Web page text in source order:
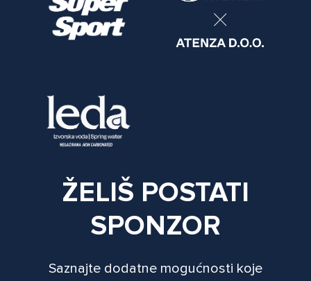
ŽELIŠ POSTATI
SPONZOR
Saznajte dodatne mogućnosti koje